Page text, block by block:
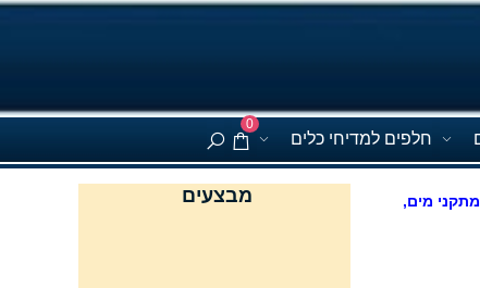
0
חלפים למדיחי כלים
מים,
מבצעים